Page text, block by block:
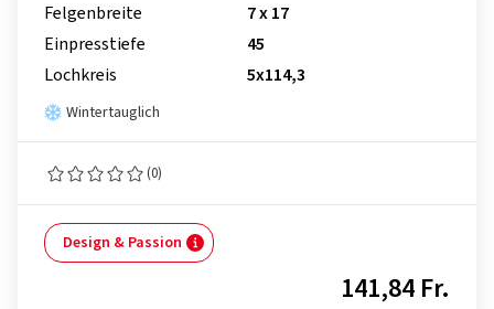
Felgenbreite
7 x 17
Einpresstiefe
45
Lochkreis
5x114,3
Wintertauglich
(0)
Design & Passion
141,84 Fr.